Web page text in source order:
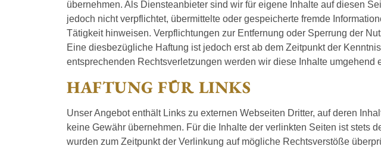
übernehmen. Als Diensteanbieter sind wir für eigene Inhalte auf diesen
jedoch nicht verpflichtet, übermittelte oder gespeicherte fremde
Tätigkeit hinweisen. Verpflichtungen zur Entfernung oder Sperrung der
Eine diesbezügliche Haftung ist jedoch erst ab dem Zeitpunkt der
entsprechenden Rechtsverletzungen werden wir diese Inhalte umgehend
HAFTUNG FÜR LINKS
Unser Angebot enthält Links zu externen Webseiten Dritter, auf deren
keine Gewähr übernehmen. Für die Inhalte der verlinkten Seiten ist stets
wurden zum Zeitpunkt der Verlinkung auf mögliche Rechtsverstöße